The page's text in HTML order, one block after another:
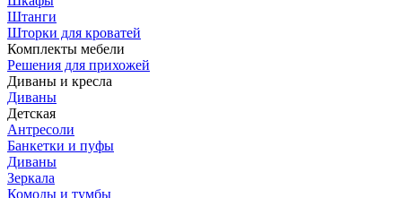
Штанги
Шторки для кроватей
Комплекты мебели
Решения для прихожей
Диваны и кресла
Диваны
Детская
Антресоли
Банкетки и пуфы
Диваны
Зеркала
Комоды и тумбы